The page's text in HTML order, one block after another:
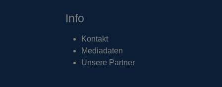
Info
Kontakt
Mediadaten
Unsere Partner